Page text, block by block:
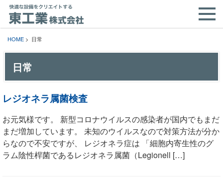
HOME > 日常
日常
レジオネラ属菌検査
お元気様です。 新型コロナウイルスの感染者が国内でもまだ
まだ増加しています。 未知のウイルスなので対策方法が分か
らなので不安ですが、 レジオネラ症は 「細胞内寄生性のグ
ラム陰性桿菌であるレジオネラ属菌（Legionell […]